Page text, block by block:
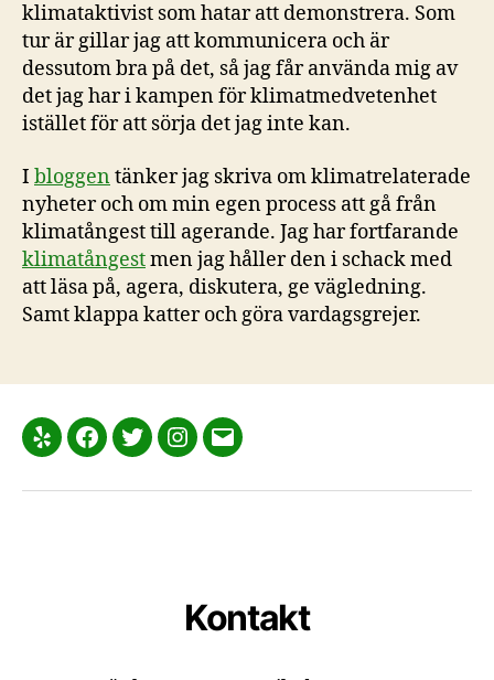
klimataktivist som hatar att demonstrera. Som
tur är gillar jag att kommunicera och är
dessutom bra på det, så jag får använda mig av
det jag har i kampen för klimatmedvetenhet
istället för att sörja det jag inte kan.
I bloggen tänker jag skriva om klimatrelaterade
nyheter och om min egen process att gå från
klimatångest till agerande. Jag har fortfarande
klimatångestmen jag håller den i schack med
att läsa på, agera, diskutera, ge vägledning.
Samt klappa katter och göra vardagsgrejer.
Yelp Facebook
TwitterInstagram
E-
Kontakt